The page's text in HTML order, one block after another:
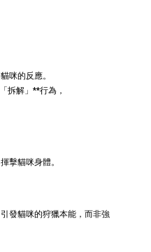
+
咪的反應。
拆解」**行為，
擊貓咪身體。
發貓咪的狩獵本能，而非強